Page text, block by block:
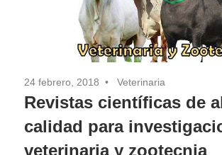
24 febrero, 2018 Veterinaria
Revistas científicas de
calidad para
veterinaria y zootecnia